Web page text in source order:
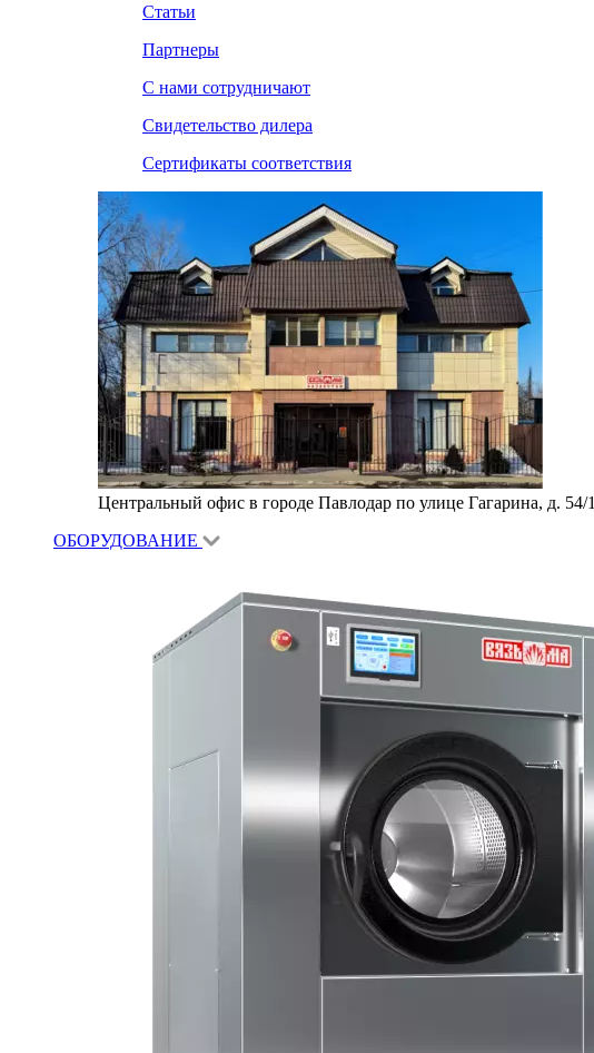
Статьи
Партнеры
С нами сотрудничают
Свидетельство дилера
Сертификаты соответствия
Центральный офис в городе Павлодар по улице Гагарина, д. 54/1
ОБОРУДОВАНИЕ